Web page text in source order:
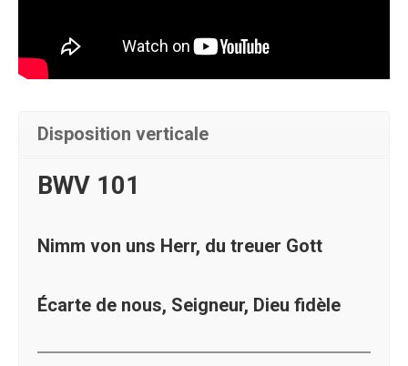
Disposition verticale
BWV 101
Nimm von uns Herr, du treuer Gott
Écarte de nous, Seigneur, Dieu fidèle